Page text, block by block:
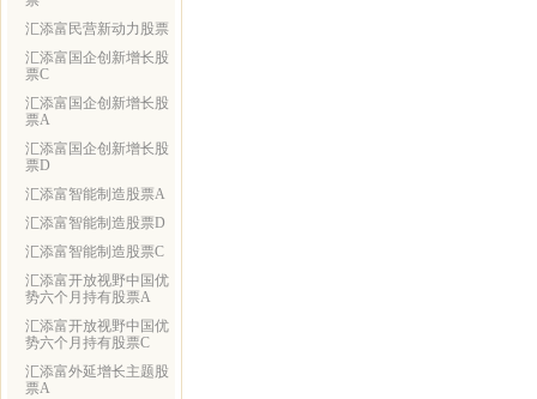
汇添富民营新动力股票
汇添富国企创新增长股
票C
汇添富国企创新增长股
票A
汇添富国企创新增长股
票D
汇添富智能制造股票A
汇添富智能制造股票D
汇添富智能制造股票C
汇添富开放视野中国优
势六个月持有股票A
汇添富开放视野中国优
势六个月持有股票C
汇添富外延增长主题股
票A